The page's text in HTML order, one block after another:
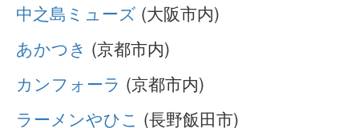
中之島ミューズ (大阪市内)
あかつき (京都市内)
カンフォーラ (京都市内)
ラーメンやひこ (長野飯田市)